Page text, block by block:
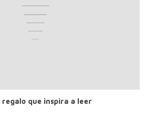
regalo que inspira a leer